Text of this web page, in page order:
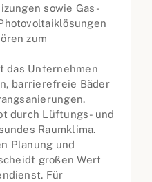
sowie Gas-
zum
das Unternehmen
barrierefreie Bäder
durch Lüftungs- und
Raumklima.
Planung und
großen Wert
Für